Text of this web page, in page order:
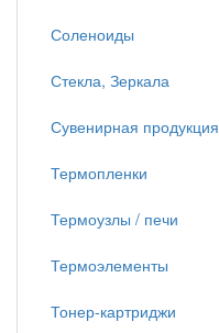
Соленоиды
Стекла, Зеркала
Сувенирная продукция
Термопленки
Термоузлы / печи
Термоэлементы
Тонер-картриджи